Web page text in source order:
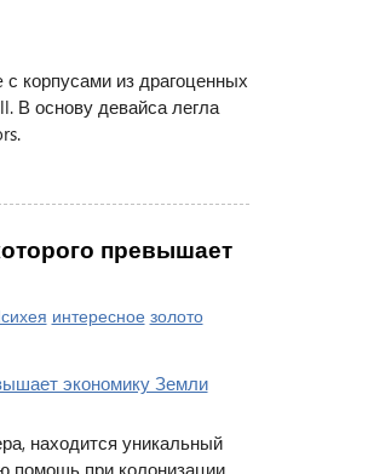
корпусами из драгоценных
В основу девайса легла
превышает
интересное золото
находится уникальный
помощь при колонизации